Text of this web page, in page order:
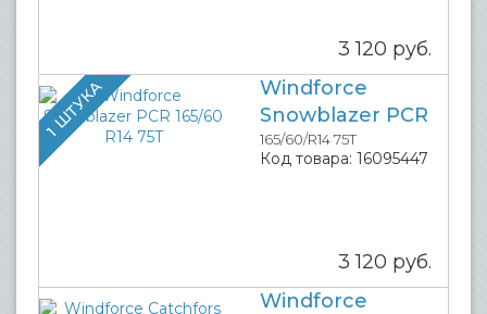
3 120 руб.
1 ШТУКА
Windforce
Snowblazer PCR
165/60/R14 75T
Код товара: 16095447
3 120 руб.
Windforce